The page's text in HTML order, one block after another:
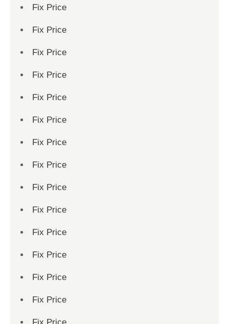
Fix Price
Fix Price
Fix Price
Fix Price
Fix Price
Fix Price
Fix Price
Fix Price
Fix Price
Fix Price
Fix Price
Fix Price
Fix Price
Fix Price